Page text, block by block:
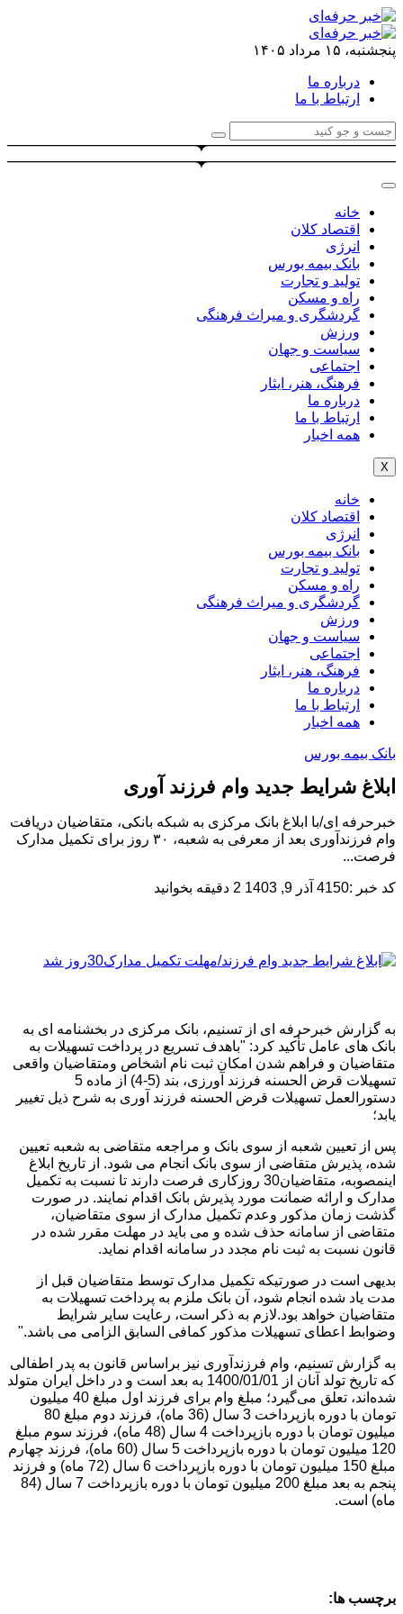
پنجشنبه، ۱۵ مرداد ۱۴۰۵
درباره ما
ارتباط با ما
خانه
اقتصاد کلان
انرژی
بانک بیمه بورس
تولید و تجارت
راه و مسکن
گردشگری و میراث فرهنگی
ورزش
سیاست و جهان
اجتماعی
فرهنگ، هنر، ایثار
درباره ما
ارتباط با ما
همه اخبار
X
خانه
اقتصاد کلان
انرژی
بانک بیمه بورس
تولید و تجارت
راه و مسکن
گردشگری و میراث فرهنگی
ورزش
سیاست و جهان
اجتماعی
فرهنگ، هنر، ایثار
درباره ما
ارتباط با ما
همه اخبار
بانک بیمه بورس
ابلاغ شرایط جدید وام فرزند آوری
خبرحرفه ای/با ابلاغ بانک مرکزی به شبکه بانکی، متقاضیان دریافت
وام فرزندآوری بعد از معرفی به شعبه، ۳۰ روز برای تکمیل مدارک
فرصت...
کد خبر :4150 آذر 9, 1403 2 دقیقه بخوانید
به گزارش خبرحرفه ای از تسنیم، بانک مرکزی در بخشنامه ای به
بانک های عامل تأکید کرد: "باهدف تسریع در پرداخت تسهیلات به
متقاضیان و فراهم شدن امکان ثبت نام اشخاص ومتقاضیان واقعی
تسهیلات قرض الحسنه فرزند آورزی، بند (5-4) از ماده 5
دستورالعمل تسهیلات قرض الحسنه فرزند آوری به شرح ذیل تغییر
یابد؛
پس از تعیین شعبه از سوی بانک و مراجعه متقاضی به شعبه تعیین
شده، پذیرش متقاضی از سوی بانک انجام می شود. از تاریخ ابلاغ
اینمصوبه، متقاضیان30 روزکاری فرصت دارند تا نسبت به تکمیل
مدارک و ارائه ضمانت مورد پذیرش بانک اقدام نمایند. در صورت
گذشت زمان مذکور وعدم تکمیل مدارک از سوی متقاضیان،
متقاضی از سامانه حذف شده و می باید در مهلت مقرر شده در
قانون نسبت به ثبت نام مجدد در سامانه اقدام نماید.
بدیهی است در صورتیکه تکمیل مدارک توسط متقاضیان قبل از
مدت یاد شده انجام شود، آن بانک ملزم به پرداخت تسهیلات به
متقاضیان خواهد بود.لازم به ذکر است، رعایت سایر شرایط
وضوابط اعطای تسهیلات مذکور کمافی السابق الزامی می باشد."
به گزارش تسنیم، وام فرزندآوری نیز براساس قانون به پدر اطفالی
که تاریخ تولد آنان از 1400/01/01 به بعد است و در داخل ایران متولد
شده‌اند، تعلق می‌گیرد؛ مبلغ وام برای فرزند اول مبلغ 40 میلیون
تومان با دوره بازپرداخت 3 سال (36 ماه)، فرزند دوم مبلغ 80
میلیون تومان با دوره بازپرداخت 4 سال (48 ماه)، فرزند سوم مبلغ
120 میلیون تومان با دوره بازپرداخت 5 سال (60 ماه)، فرزند چهارم
مبلغ 150 میلیون تومان با دوره بازپرداخت 6 سال (72 ماه) و فرزند
پنجم به بعد مبلغ 200 میلیون تومان با دوره بازپرداخت 7 سال (84
ماه) است.
برچسب ها: